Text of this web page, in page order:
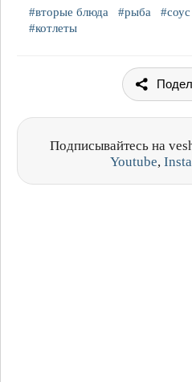
#вторые блюда #рыба #соус
#котлеты
Подписывайтесь на
Youtube,